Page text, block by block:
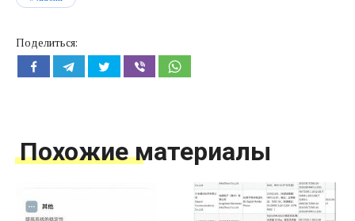
Поделиться:
Похожие материалы